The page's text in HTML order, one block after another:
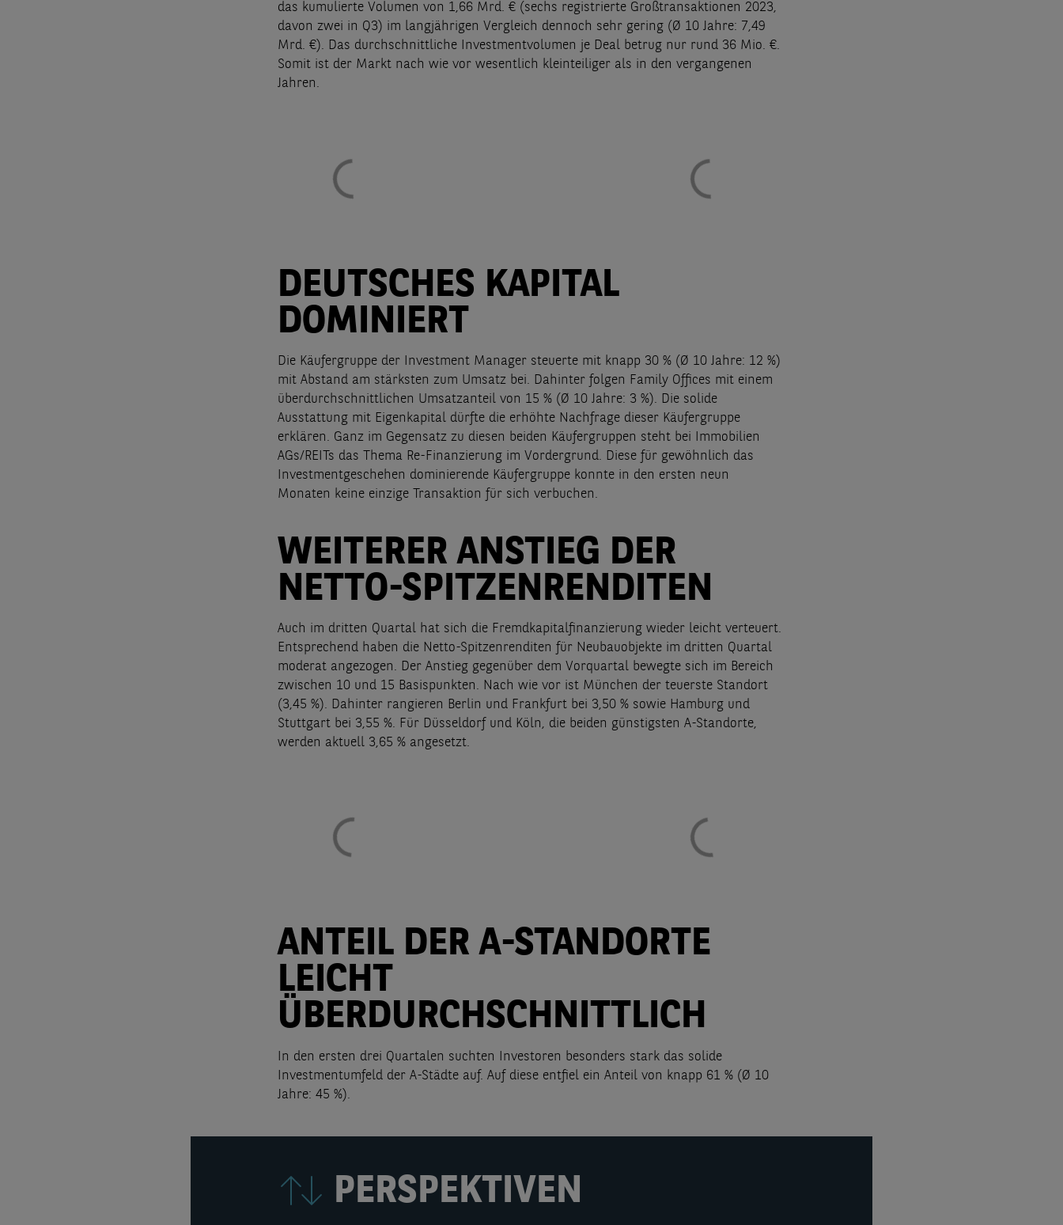
das kumulierte Volumen von 1,66 Mrd. € (sechs registrierte Großtransaktionen 2023,
davon zwei in Q3) im langjährigen Vergleich dennoch sehr gering (Ø 10 Jahre: 7,49
Mrd. €). Das durchschnittliche Investmentvolumen je Deal betrug nur rund 36 Mio. €.
Somit ist der Markt nach wie vor wesentlich kleinteiliger als in den vergangenen
Jahren.
DEUTSCHES KAPITAL
DOMINIERT
Die Käufergruppe der Investment Manager steuerte mit knapp 30 % (Ø 10 Jahre: 12 %)
mit Abstand am stärksten zum Umsatz bei. Dahinter folgen Family Offices mit einem
überdurchschnittlichen Umsatzanteil von 15 % (Ø 10 Jahre: 3 %). Die solide
Ausstattung mit Eigenkapital dürfte die erhöhte Nachfrage dieser Käufergruppe
erklären. Ganz im Gegensatz zu diesen beiden Käufergruppen steht bei Immobilien
AGs/REITs das Thema Re-Finanzierung im Vordergrund. Diese für gewöhnlich das
Investmentgeschehen dominierende Käufergruppe konnte in den ersten neun
Monaten keine einzige Transaktion für sich verbuchen.
WEITERER ANSTIEG DER
NETTO-SPITZENRENDITEN
Auch im dritten Quartal hat sich die Fremdkapitalfinanzierung wieder leicht verteuert.
Entsprechend haben die Netto-Spitzenrenditen für Neubauobjekte im dritten Quartal
moderat angezogen. Der Anstieg gegenüber dem Vorquartal bewegte sich im Bereich
zwischen 10 und 15 Basispunkten. Nach wie vor ist München der teuerste Standort
(3,45 %). Dahinter rangieren Berlin und Frankfurt bei 3,50 % sowie Hamburg und
Stuttgart bei 3,55 %. Für Düsseldorf und Köln, die beiden günstigsten A-Standorte,
werden aktuell 3,65 % angesetzt.
ANTEIL DER A-STANDORTE
LEICHT
ÜBERDURCHSCHNITTLICH
In den ersten drei Quartalen suchten Investoren besonders stark das solide
Investmentumfeld der A-Städte auf. Auf diese entfiel ein Anteil von knapp 61 % (Ø 10
Jahre: 45 %).
PERSPEKTIVEN